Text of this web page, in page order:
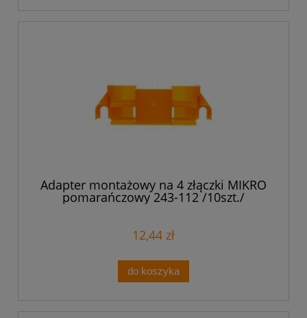
Adapter montażowy na 4 złączki MIKRO
pomarańczowy 243-112 /10szt./
12,44 zł
do koszyka